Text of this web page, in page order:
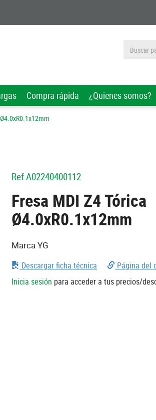
Compra rápida ¿Quienes somos?
RefA02240400112
Fresa MDI Z4 Tórica
Ø4.0xR0.1x12mm
Marca YG
Descargar ficha técnica
Página del
Inicia sesión para acceder a tus precios/